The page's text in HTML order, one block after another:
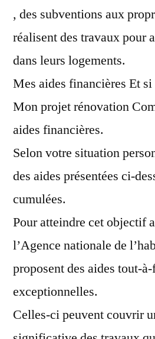
, des subventions aux
réalisent des travaux pour
dans leurs logements.
Mes aides financières Et si
Mon projet rénovation
aides financières.
Selon votre situation
des aides présentées ci-
cumulées.
Pour atteindre cet objectif
l’Agence nationale de
proposent des aides tout-
exceptionnelles.
Celles-ci peuvent couvrir